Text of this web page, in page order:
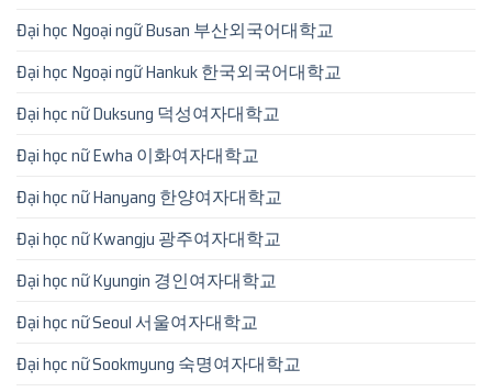
Đại học Ngoại ngữ Busan 부산외국어대학교
Đại học Ngoại ngữ Hankuk 한국외국어대학교
Đại học nữ Duksung 덕성여자대학교
Đại học nữ Ewha 이화여자대학교
Đại học nữ Hanyang 한양여자대학교
Đại học nữ Kwangju 광주여자대학교
Đại học nữ Kyungin 경인여자대학교
Đại học nữ Seoul 서울여자대학교
Đại học nữ Sookmyung 숙명여자대학교